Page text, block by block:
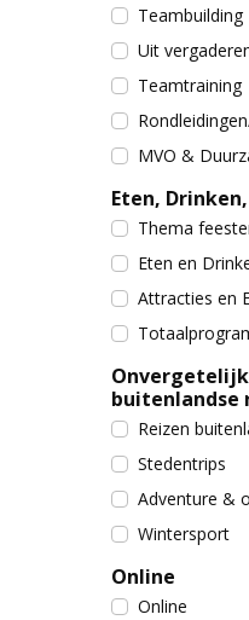
Teambuilding
Uit
Teamtraining
MVO &
Eten,
Thema
Eten en
Attracties en
buitenlandse
Reizen
Stedentrips
Adventure &
Wintersport
Online
Online